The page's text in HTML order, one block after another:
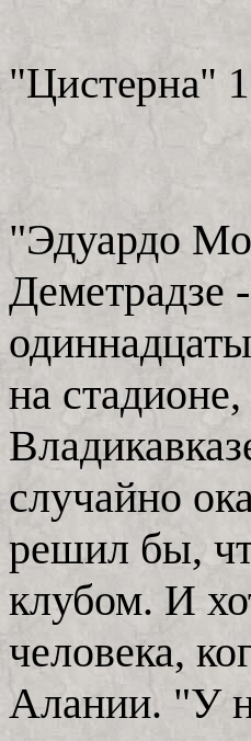
"Цистерна"
"Эдуардо
Деметрадзе
на
случайно
решил бы,
клубом. И
человека,
Алании. "У